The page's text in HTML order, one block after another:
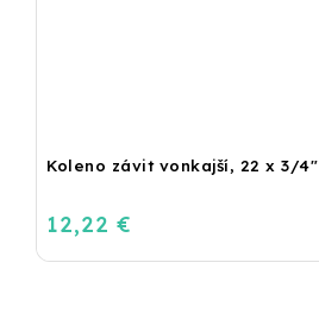
Koleno závit vonkajší, 22 x 3/4"
12,22 €